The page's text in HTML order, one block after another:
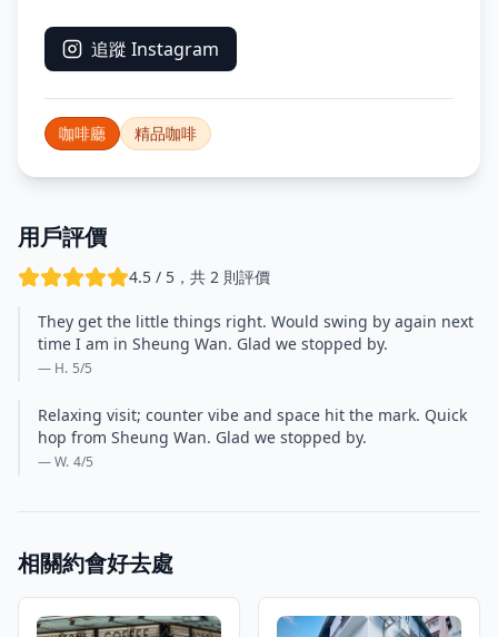
追蹤 Instagram
咖啡廳 精品咖啡
用戶評價
4.5 / 5，共 2 則評價
They get the little things right. Would swing by again next
time I am in Sheung Wan. Glad we stopped by.
— H. 5/5
Relaxing visit; counter vibe and space hit the mark. Quick
hop from Sheung Wan. Glad we stopped by.
— W. 4/5
相關約會好去處